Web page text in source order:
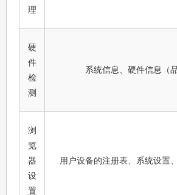
理
硬
件
检
测
系统信息、硬件信息（
浏
览
器
设
置
用户设备的注册表、系统设置